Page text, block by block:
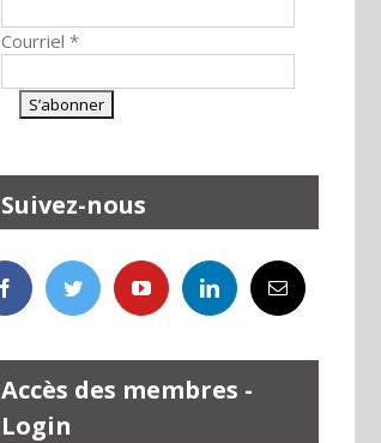
Courriel *
Suivez-nous
Accès des membres -
Login